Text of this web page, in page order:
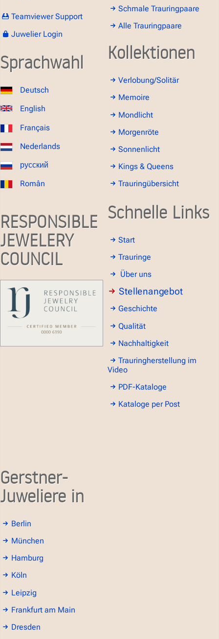
Teamviewer Support
Juwelier Login
Sprachwahl
Deutsch
English
Français
Nederlands
русский
Român
RESPONSIBLE
JEWELERY
COUNCIL
Schmale Trauringpaare
Alle Trauringpaare
Kollektionen
Verlobung/Solitär
Memoire
Mondlicht
Morgenröte
Sonnenlicht
Kings & Queens
Trauringübersicht
Schnelle Links
Start
Trauringe
Über uns
Stellenangebot
Geschichte
Qualität
Nachhaltigkeit
Trauringherstellung im
Video
PDF-Kataloge
Kataloge per Post
Gerstner-
Juweliere in
Berlin
München
Hamburg
Köln
Leipzig
Frankfurt am Main
Dresden